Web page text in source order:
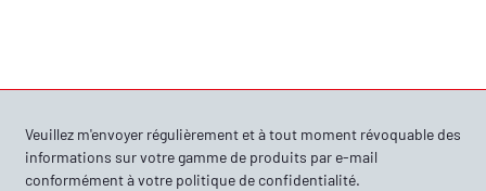
Veuillez m'envoyer régulièrement et à tout moment révoquable des
informations sur votre gamme de produits par e-mail
conformément à votre politique de confidentialité.